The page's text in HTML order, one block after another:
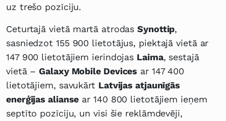
uz trešo pozīciju.
Ceturtajā vietā martā atrodasSynottip,
sasniedzot 155 900 lietotājus, piektajā vietā ar
147 900 lietotājiem ierindojas Laima, sestajā
vietā –Galaxy Mobile Devices ar 147 400
lietotājiem, savukārt Latvijas atjaunīgās
enerģijas alianse ar 140 800 lietotājiem ieņem
septīto pozīciju, un visi šie reklāmdevēji,